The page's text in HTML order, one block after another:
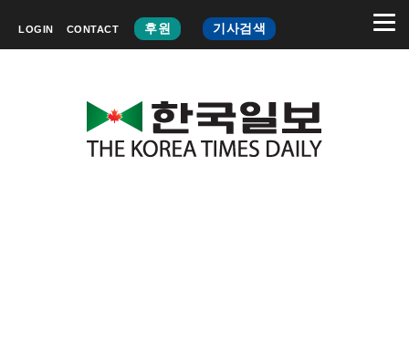
LOGIN CONTACT 후원 기사검색